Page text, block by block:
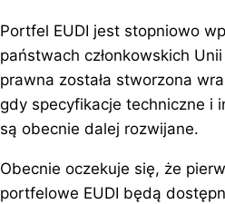
Portfel EUDI jest stopniowo
państwach członkowskich
prawna została stworzona
gdy specyfikacje techniczne i
są obecnie dalej rozwijane.
Obecnie oczekuje się, że
portfelowe EUDI będą